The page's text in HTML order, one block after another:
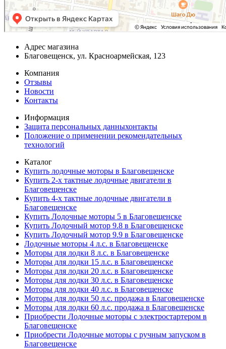
Адрес магазина
Благовещенск, ул. Красноармейская, 123
Компания
Отзывы
Новости
Контакты
Информация
Защита персональных данныхонтакты
Положение о применении рекомендательных
технологий
Каталог
Купить лодочные моторы в Благовещенске
Купить 2-х тактные лодочные двигатели в
Благовещенске
Купить 4-х тактные лодочные двигатели в
Благовещенске
Купить Лодочные моторы 5 в Благовещенске
Купить Лодочный мотор 9.8 в Благовещенске
Купить Лодочный мотор 9.9 в Благовещенске
Лодочные моторы 4 л.с. в Благовещенске
Моторы для лодки 8 л.с. в Благовещенске
Моторы для лодки 15 л.с. в Благовещенске
Моторы для лодки 20 л.с. в Благовещенске
Моторы для лодки 30 л.с. в Благовещенске
Моторы для лодки 40 л.с. в Благовещенске
Моторы для лодки 50 л.с. продажа в Благовещенске
Моторы для лодки 60 л.с. продажа в Благовещенске
Приобрести Лодочные моторы с электростартером в
Благовещенске
Приобрести Лодочные моторы с ручным запуском в
Благовещенске